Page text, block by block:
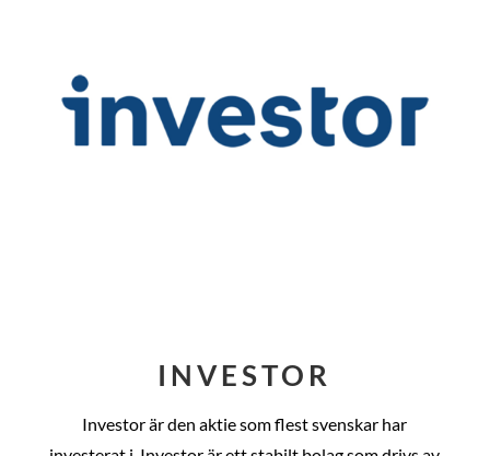
INVESTOR
Investor är den aktie som flest svenskar har